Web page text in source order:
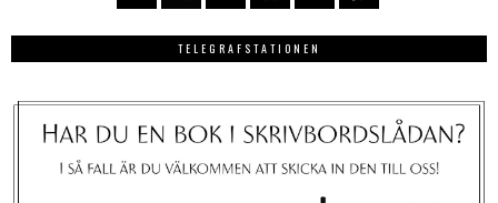
TELEGRAFSTATIONEN